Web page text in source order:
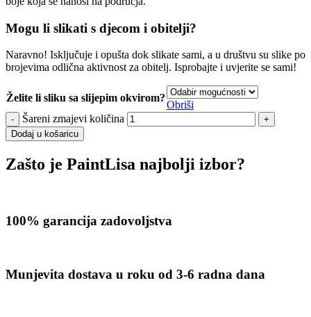
Mogu li slikati s djecom i obitelji?
Naravno! Isključuje i opušta dok slikate sami, a u društvu su slike po
brojevima odlična aktivnost za obitelj. Isprobajte i uvjerite se sami!
Želite li sliku sa slijepim okvirom?
Obriši
Šareni zmajevi količina
Dodaj u košaricu
Zašto je PaintLisa najbolji izbor?
100% garancija zadovoljstva
Munjevita dostava u roku od 3-6 radna dana